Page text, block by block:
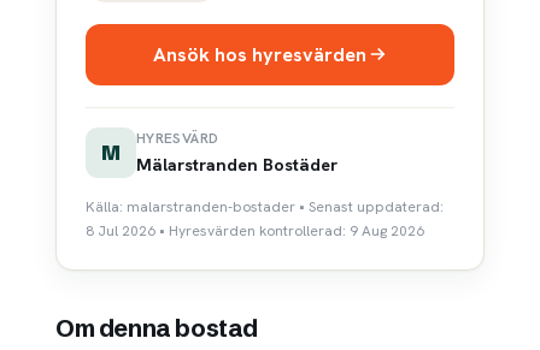
Ansök hos hyresvärden
M
HYRESVÄRD
Mälarstranden Bostäder
Källa: malarstranden-bostader • Senast uppdaterad:
8 Jul 2026 • Hyresvärden kontrollerad: 9 Aug 2026
Om denna bostad